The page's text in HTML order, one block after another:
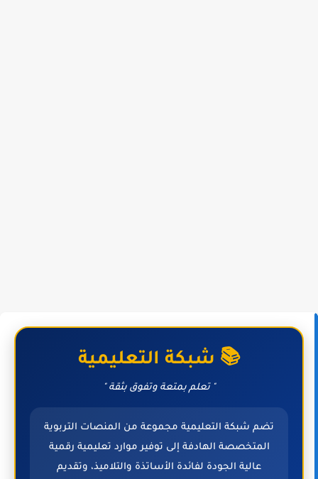
📚 شبكة التعليمية
" تعلم بمتعة وتفوق بثقة "
تضم شبكة التعليمية مجموعة من المنصات التربوية
المتخصصة الهادفة إلى توفير موارد تعليمية رقمية
عالية الجودة لفائدة الأساتذة والتلاميذ، وتقديم